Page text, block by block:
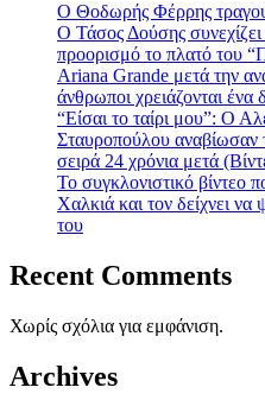
Ο Θοδωρής Φέρρης
Ο Τάσος Δούσης
προορισμό το πλατό του
Ariana Grande μετά την
άνθρωποι χρειάζονται ένα
“Είσαι το ταίρι μου”: Ο
Σταυροπούλου αναβίωσαν
σειρά 24 χρόνια μετά
To συγκλονιστικό βίντεο
Χαλκιά και τον δείχνει να
του
Recent Comments
Χωρίς σχόλια για εμφάνιση.
Archives